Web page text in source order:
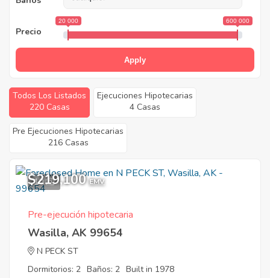
Precio
20 000 600 000
Apply
Todos Los Listados
220 Casas
Ejecuciones Hipotecarias
4 Casas
Pre Ejecuciones Hipotecarias
216 Casas
10
$219,100 EMV
Pre-ejecución hipotecaria
Wasilla, AK 99654
N PECK ST
Dormitorios: 2 Baños: 2 Built in 1978